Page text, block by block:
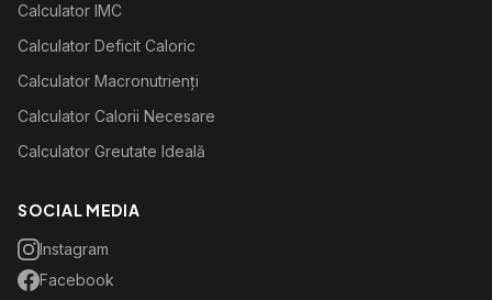
Calculator IMC
Calculator Deficit Caloric
Calculator Macronutrienți
Calculator Calorii Necesare
Calculator Greutate Ideală
SOCIAL MEDIA
Instagram
Facebook